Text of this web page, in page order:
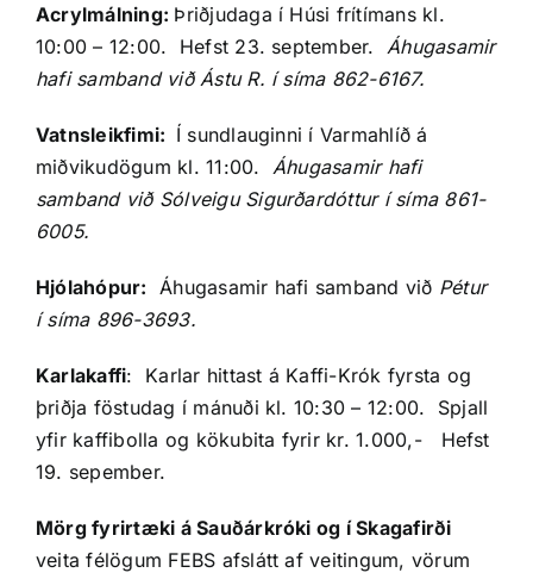
Acrylmálning: Þriðjudaga í Húsi frítímans kl.
10:00 – 12:00. Hefst 23. september.Áhugasamir
hafi samband við Ástu R. í síma 862-6167.
Vatnsleikfimi: Í sundlauginni í Varmahlíð á
miðvikudögum kl. 11:00.Áhugasamir hafi
samband við Sólveigu Sigurðardóttur í síma 861-
6005.
Hjólahópur: Áhugasamir hafi samband við Pétur
í síma 896-3693.
Karlakaffi: Karlar hittast á Kaffi-Krók fyrsta og
þriðja föstudag í mánuði kl. 10:30 – 12:00. Spjall
yfir kaffibolla og kökubita fyrir kr. 1.000,- Hefst
19. sepember.
Mörg fyrirtæki á Sauðárkróki og í Skagafirði
veita félögum FEBS afslátt af veitingum, vörum